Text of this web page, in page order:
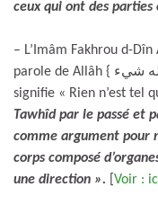
ceux qui ont des parties
– L’Imâm Fakhrou d-
parole de Allâh { ليس كمثله شيء } (layça kamithlihi chay) qui
signifie « Rien n’est tel
Tawhîd par le passé et
comme argument pour
corps composé
une direction ».
Voir :